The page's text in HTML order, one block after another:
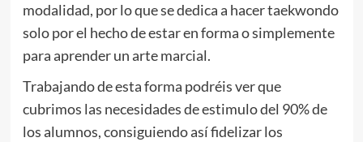
modalidad, por lo que se dedica a hacer taekwondo
solo por el hecho de estar en forma o simplemente
para aprender un arte marcial.
Trabajando de esta forma podréis ver que
cubrimos las necesidades de estimulo del 90% de
los alumnos, consiguiendo así fidelizar los